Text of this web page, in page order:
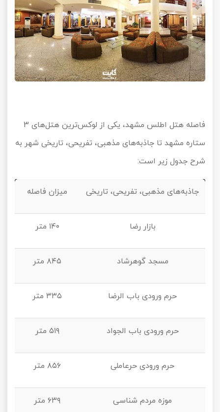
فاصله هتل اطلس مشهد، یکی از لوکس‌ترین هتل‌های 3
ستاره مشهد تا جاذبه‌های مذهبی، تفریحی، تاریخی شهر به
شرح جدول زیر است:
جاذبه‌های مذهبی، تفریحی، تاریخی میزان فاصله
بازار رضا ۱۴۰ متر
مسجد گوهرشاد ۸۴۵ متر
حرم ورودی باب الرضا ۳۳۵ متر
حرم ورودی باب الجواد ۵۱۹ متر
حرم ورودی حرعاملی ۸۵۶ متر
موزه مردم‌ شناسی ۶۳۹ متر